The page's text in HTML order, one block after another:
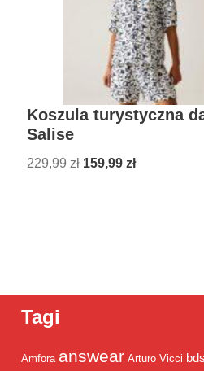
Koszula turystyczna
Salise
229,99zł 159,99zł
Tagi
Amfora answear Arturo Vicci